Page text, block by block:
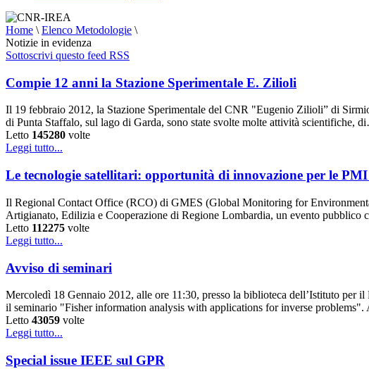
Home \ Elenco Metodologie \
Notizie in evidenza
Sottoscrivi questo feed RSS
Compie 12 anni la Stazione Sperimentale E. Zilioli
Il 19 febbraio 2012, la Stazione Sperimentale del CNR "Eugenio Zilioli” di
di Punta Staffalo, sul lago di Garda, sono state svolte molte attività scientifiche,
Letto 145280 volte
Leggi tutto...
Le tecnologie satellitari: opportunità di innovazione per le
Il Regional Contact Office (RCO) di GMES (Global Monitoring for
Artigianato, Edilizia e Cooperazione di Regione Lombardia, un evento
Letto 112275 volte
Leggi tutto...
Avviso di seminari
Mercoledì 18 Gennaio 2012, alle ore 11:30, presso la biblioteca dell’Istituto
il seminario "Fisher information analysis with applications for inverse
Letto 43059 volte
Leggi tutto...
Special issue IEEE sul GPR